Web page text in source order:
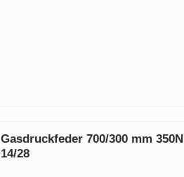
Gasdruckfeder 700/300 mm 350N
14/28